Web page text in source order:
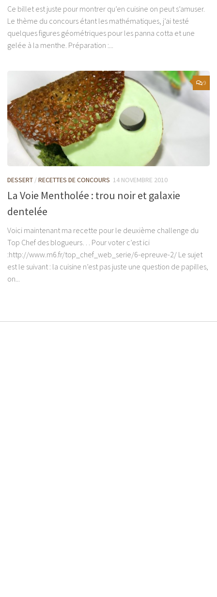
Ce billet est juste pour montrer qu’en cuisine on peut s’amuser.
Le thème du concours étant les mathématiques, j’ai testé
quelques figures géométriques pour les panna cotta et une
gelée à la menthe. Préparation :...
9
DESSERT /RECETTES DE CONCOURS 14 NOVEMBRE 2010
La Voie Mentholée : trou noir et galaxie
dentelée
Voici maintenant ma recette pour le deuxième challenge du
Top Chef des blogueurs… Pour voter c’est ici
:http://www.m6.fr/top_chef_web_serie/6-epreuve-2/ Le sujet
est le suivant : la cuisine n’est pas juste une question de papilles,
on...